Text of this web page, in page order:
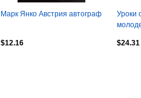
Марк Янко Австрия автограф
$12.16
Уроки
$24.31